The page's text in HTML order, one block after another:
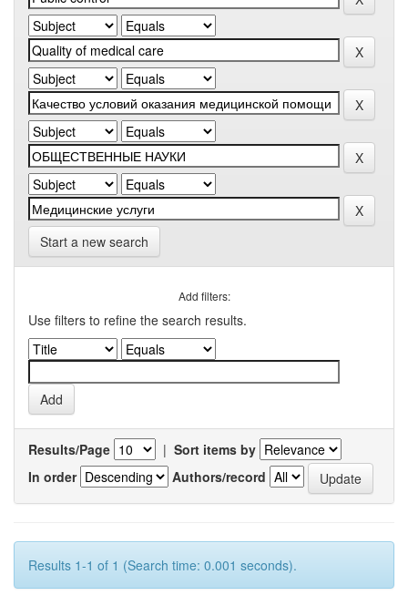
Start a new search
Add filters:
Use filters to refine the search results.
Results/Page | Sort items by
In order
Authors/record
Results 1-1 of 1 (Search time: 0.001 seconds).